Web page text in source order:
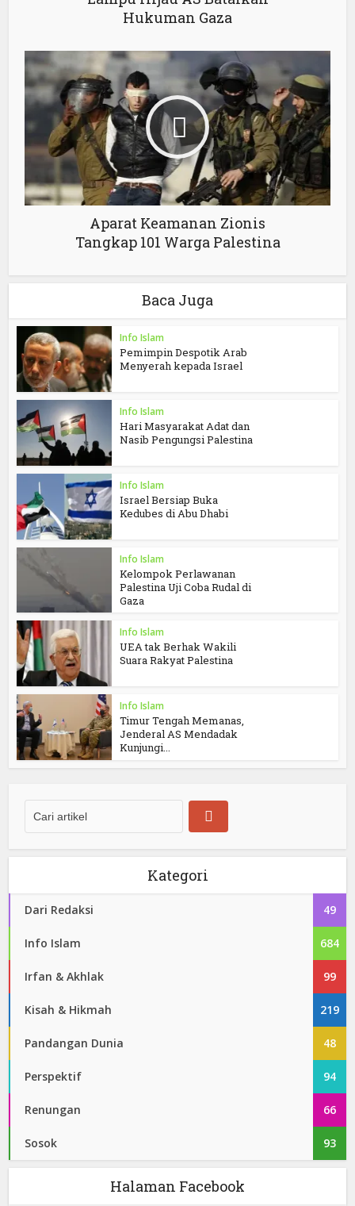
Hukuman Gaza
Aparat Keamanan Zionis
Tangkap 101 Warga Palestina
Baca Juga
Info Islam
Pemimpin Despotik Arab
Menyerah kepada Israel
Info Islam
Hari Masyarakat Adat dan
Nasib Pengungsi Palestina
Info Islam
Israel Bersiap Buka
Kedubes di Abu Dhabi
Info Islam
Kelompok Perlawanan
Palestina Uji Coba Rudal di
Gaza
Info Islam
UEA tak Berhak Wakili
Suara Rakyat Palestina
Info Islam
Timur Tengah Memanas,
Jenderal AS Mendadak
Kunjungi...
Kategori
Dari Redaksi 49
Info Islam 684
Irfan & Akhlak 99
Kisah & Hikmah 219
Pandangan Dunia 48
Perspektif 94
Renungan 66
Sosok 93
Halaman Facebook